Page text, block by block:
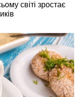
світі зростає